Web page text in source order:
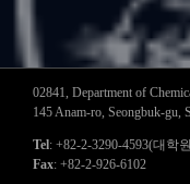
02841, Department of
145 Anam-ro, Seongbuk-gu,
Tel: +82-2-3290-4593(대학
Fax: +82-2-926-6102